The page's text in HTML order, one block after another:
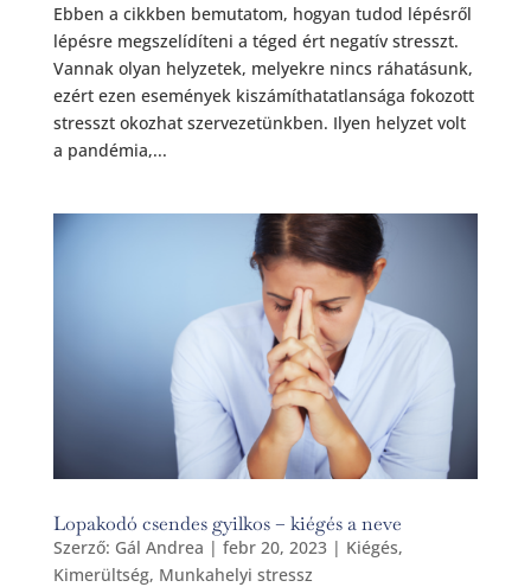
Ebben a cikkben bemutatom, hogyan tudod lépésről
lépésre megszelídíteni a téged ért negatív stresszt.
Vannak olyan helyzetek, melyekre nincs ráhatásunk,
ezért ezen események kiszámíthatatlansága fokozott
stresszt okozhat szervezetünkben. Ilyen helyzet volt
a pandémia,...
Lopakodó csendes gyilkos – kiégés a neve
Szerző: Gál Andrea | febr 20, 2023| Kiégés,
Kimerültség, Munkahelyi stressz